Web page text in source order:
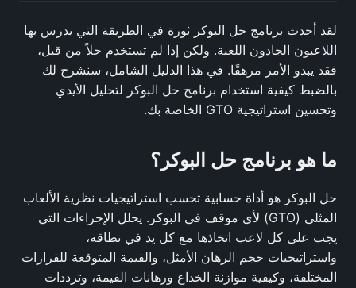
لقد أحدث برنامج حل البوكر ثورة في الطريقة التي يدرس بها
اللاعبون الجادون اللعبة. ولكن إذا لم تستخدم حلاً من قبل،
فقد يبدو الأمر مرهقًا. في هذا الدليل الشامل، سنشرح لك
بالضبط كيفية استخدام برنامج حل البوكر لتحليل الأيدي
وتحسين استراتيجية GTO الخاصة بك.
ما هو برنامج حل البوكر؟
حل البوكر هو أداة حسابية تحسب استراتيجيات نظرية الألعاب
المثلى (GTO) لأي موقف في البوكر. يحلل الإجراءات التي
يجب على كل لاعب اتخاذها مع كل يد في نطاقه،
واستراتيجيات حجم الرهان الأمثل، والقيمة المتوقعة للقرارات
المختلفة، وكيفية موازنة الخداع ورهانات القيمة، وترددات